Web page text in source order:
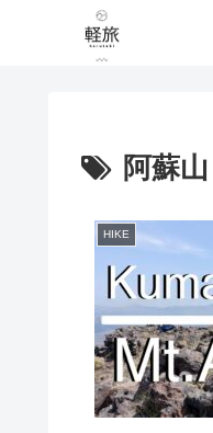
阿蘇山
HIKE